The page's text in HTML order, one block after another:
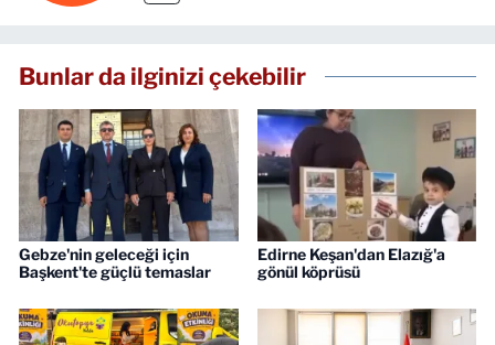
Bunlar da ilginizi çekebilir
Gebze'nin geleceği için
Başkent'te güçlü temaslar
Edirne Keşan'dan Elazığ'a
gönül köprüsü